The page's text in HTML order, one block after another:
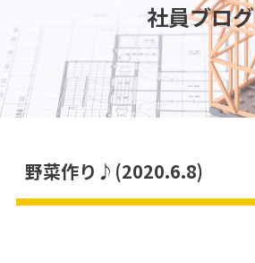
社員ブログ
野菜作り♪(2020.6.8)